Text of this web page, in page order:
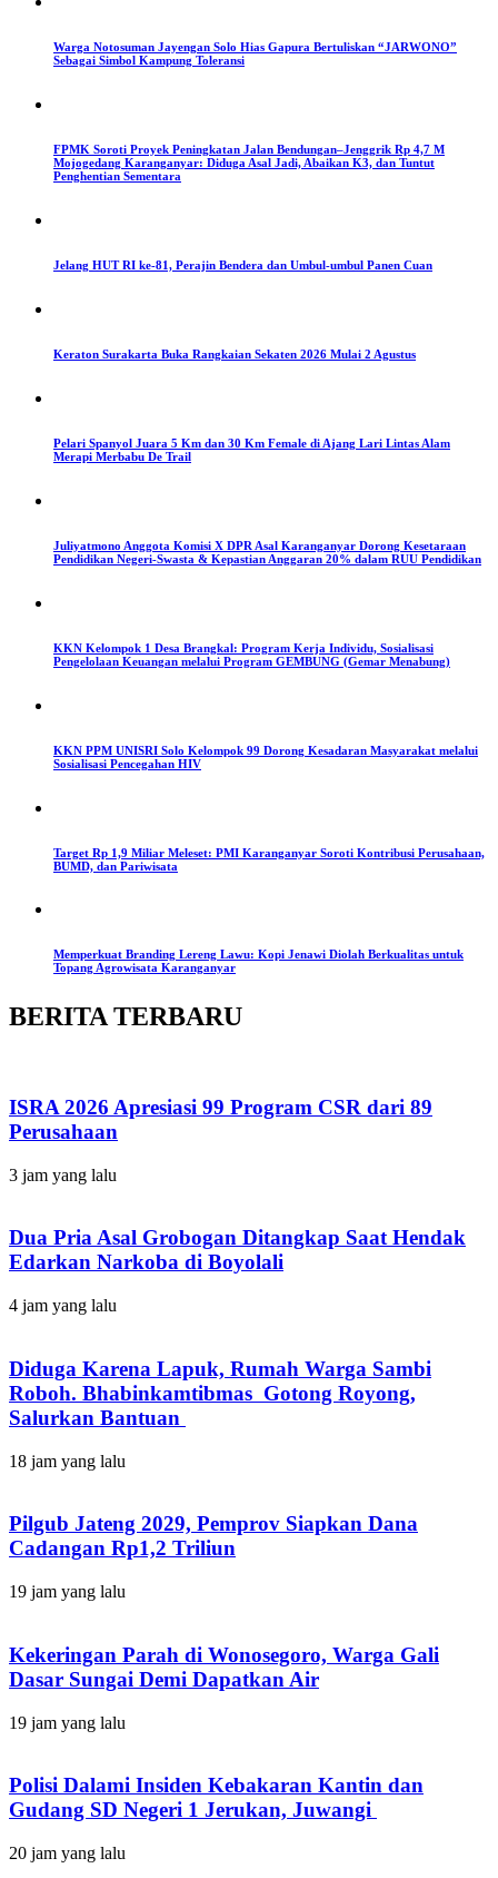
Warga Notosuman Jayengan Solo Hias Gapura Bertuliskan “JARWONO”
Sebagai Simbol Kampung Toleransi
FPMK Soroti Proyek Peningkatan Jalan Bendungan–Jenggrik Rp 4,7 M
Mojogedang Karanganyar: Diduga Asal Jadi, Abaikan K3, dan Tuntut
Penghentian Sementara
Jelang HUT RI ke-81, Perajin Bendera dan Umbul-umbul Panen Cuan
Keraton Surakarta Buka Rangkaian Sekaten 2026 Mulai 2 Agustus
Pelari Spanyol Juara 5 Km dan 30 Km Female di Ajang Lari Lintas Alam
Merapi Merbabu De Trail
Juliyatmono Anggota Komisi X DPR Asal Karanganyar Dorong Kesetaraan
Pendidikan Negeri-Swasta & Kepastian Anggaran 20% dalam RUU Pendidikan
KKN Kelompok 1 Desa Brangkal: Program Kerja Individu, Sosialisasi
Pengelolaan Keuangan melalui Program GEMBUNG (Gemar Menabung)
KKN PPM UNISRI Solo Kelompok 99 Dorong Kesadaran Masyarakat melalui
Sosialisasi Pencegahan HIV
Target Rp 1,9 Miliar Meleset: PMI Karanganyar Soroti Kontribusi Perusahaan,
BUMD, dan Pariwisata
Memperkuat Branding Lereng Lawu: Kopi Jenawi Diolah Berkualitas untuk
Topang Agrowisata Karanganyar
BERITA TERBARU
ISRA 2026 Apresiasi 99 Program CSR dari 89
Perusahaan
3 jam yang lalu
Dua Pria Asal Grobogan Ditangkap Saat Hendak
Edarkan Narkoba di Boyolali
4 jam yang lalu
Diduga Karena Lapuk, Rumah Warga Sambi
Roboh. Bhabinkamtibmas Gotong Royong,
Salurkan Bantuan
18 jam yang lalu
Pilgub Jateng 2029, Pemprov Siapkan Dana
Cadangan Rp1,2 Triliun
19 jam yang lalu
Kekeringan Parah di Wonosegoro, Warga Gali
Dasar Sungai Demi Dapatkan Air
19 jam yang lalu
Polisi Dalami Insiden Kebakaran Kantin dan
Gudang SD Negeri 1 Jerukan, Juwangi
20 jam yang lalu